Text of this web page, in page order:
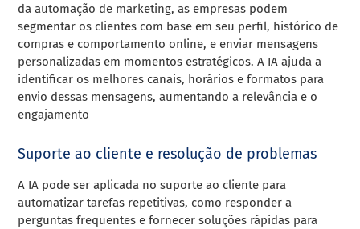
da automação de marketing, as empresas podem
segmentar os clientes com base em seu perfil, histórico de
compras e comportamento online, e enviar mensagens
personalizadas em momentos estratégicos. A IA ajuda a
identificar os melhores canais, horários e formatos para
envio dessas mensagens, aumentando a relevância e o
engajamento
Suporte ao cliente e resolução de problemas
A IA pode ser aplicada no suporte ao cliente para
automatizar tarefas repetitivas, como responder a
perguntas frequentes e fornecer soluções rápidas para